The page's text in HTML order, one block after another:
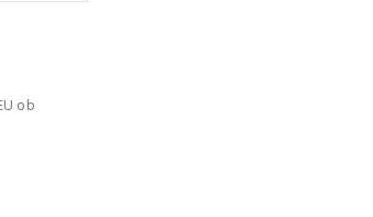
ob